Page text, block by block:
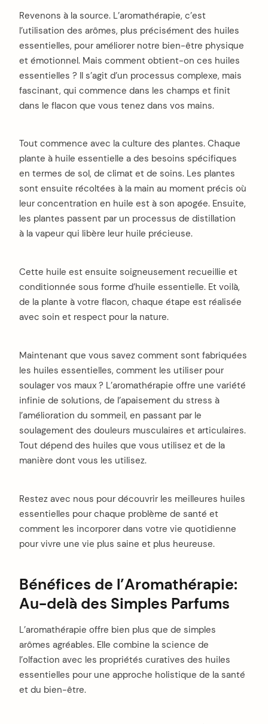
Revenons à la source. L’aromathérapie, c’est
l’utilisation des arômes, plus précisément des huiles
essentielles, pour améliorer notre bien-être physique
et émotionnel. Mais comment obtient-on ces huiles
essentielles ? Il s’agit d’un processus complexe, mais
fascinant, qui commence dans les champs et finit
dans le flacon que vous tenez dans vos mains.
Tout commence avec la culture des plantes. Chaque
plante à huile essentielle a des besoins spécifiques
en termes de sol, de climat et de soins. Les plantes
sont ensuite récoltées à la main au moment précis où
leur concentration en huile est à son apogée. Ensuite,
les plantes passent par un processus de distillation
à la vapeur qui libère leur huile précieuse.
Cette huile est ensuite soigneusement recueillie et
conditionnée sous forme d’huile essentielle. Et voilà,
de la plante à votre flacon, chaque étape est réalisée
avec soin et respect pour la nature.
Maintenant que vous savez comment sont fabriquées
les huiles essentielles, comment les utiliser pour
soulager vos maux ? L’aromathérapie offre une variété
infinie de solutions, de l’apaisement du stress à
l’amélioration du sommeil, en passant par le
soulagement des douleurs musculaires et articulaires.
Tout dépend des huiles que vous utilisez et de la
manière dont vous les utilisez.
Restez avec nous pour découvrir les meilleures huiles
essentielles pour chaque problème de santé et
comment les incorporer dans votre vie quotidienne
pour vivre une vie plus saine et plus heureuse.
Bénéfices de l’Aromathérapie:
Au-delà des Simples Parfums
L’aromathérapie offre bien plus que de simples
arômes agréables. Elle combine la science de
l’olfaction avec les propriétés curatives des huiles
essentielles pour une approche holistique de la santé
et du bien-être.